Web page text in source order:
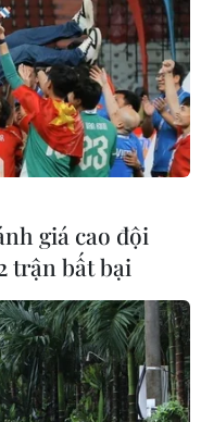
giá cao đội
trận bất bại